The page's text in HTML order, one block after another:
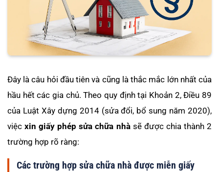
Đây là câu hỏi đầu tiên và cũng là thắc mắc lớn nhất của
hầu hết các gia chủ. Theo quy định tại Khoản 2, Điều 89
của Luật Xây dựng 2014 (sửa đổi, bổ sung năm 2020),
việcxin giấy phép sửa chữa nhàsẽ được chia thành 2
trường hợp rõ ràng:
Các trường hợp sửa chữa nhà được miễn giấy